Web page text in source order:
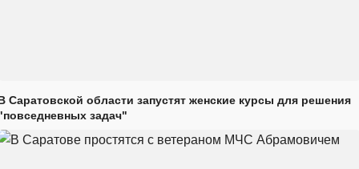
Саратовской области запустят женские курсы для решения
задач"